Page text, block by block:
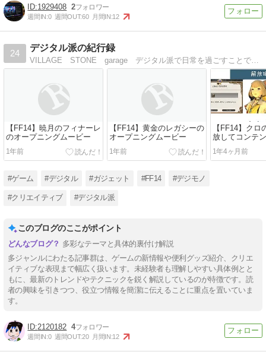
1929408 2
週間IN:0 週間OUT:60 月間IN:12
24
デジタル派の紀行録
VILLAGE STONE garage デジタル派で日常を過ごすことで新たな発見を見出していくための紹介サイト兼日記です。
【FF14】暁月のフィナーレ
のオープニングムービー
1年前
【FF14】黄金のレガシーの
オープニングムービー
1年前
【FF14】クロ
放してコンテ
しむ
1年4ヶ月前
#ゲーム #デジタル #ガジェット #FF14 #デジモノ
#クリエイティブ #デジタル派
このブログのここがポイント
多彩なテーマと具体的裏付け解説
多ジャンルにわたる記事群は、ゲームの新情報や便利グッズ紹介、クリエ
イティブな表現まで幅広く扱います。未経験者も理解しやすい具体例とと
もに、最新のトレンドやテクニックを鋭く解説しているのが特徴です。読
者の興味を引きつつ、役立つ情報を簡潔に伝えることに重点を置いていま
す。
2120182 4
週間IN:0 週間OUT:20 月間IN:12